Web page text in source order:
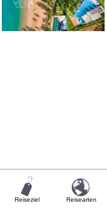
Reiseziel Reisearten